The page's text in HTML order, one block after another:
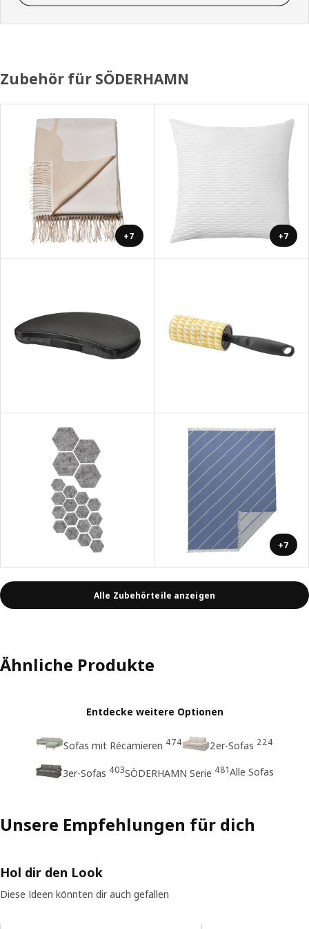
Zubehör für SÖDERHAMN
+7 +7
+7
Alle Zubehörteile anzeigen
Ähnliche Produkte
Entdecke weitere Optionen
Sofas mit Récamieren 474 2er-Sofas 224
3er-Sofas 403SÖDERHAMN Serie 481Alle Sofas
Unsere Empfehlungen für dich
Hol dir den Look
Diese Ideen könnten dir auch gefallen